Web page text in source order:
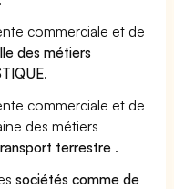
commerciale et de
des métiers
.
commerciale et de
des métiers
terrestre .
sociétés comme de